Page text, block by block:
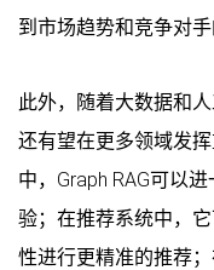
到市场趋势和竞争对手
此外，随着大数据和
还有望在更多领域发
中，Graph RAG可以
验；在推荐系统中，
性进行更精准的推荐